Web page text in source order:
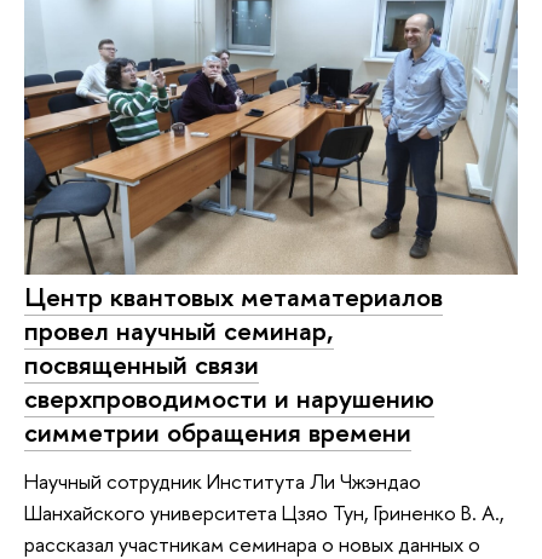
Центр квантовых метаматериалов
провел научный семинар,
посвященный связи
сверхпроводимости и нарушению
симметрии обращения времени
Научный сотрудник Института Ли Чжэндао
Шанхайского университета Цзяо Тун, Гриненко В. А.,
рассказал участникам семинара о новых данных о